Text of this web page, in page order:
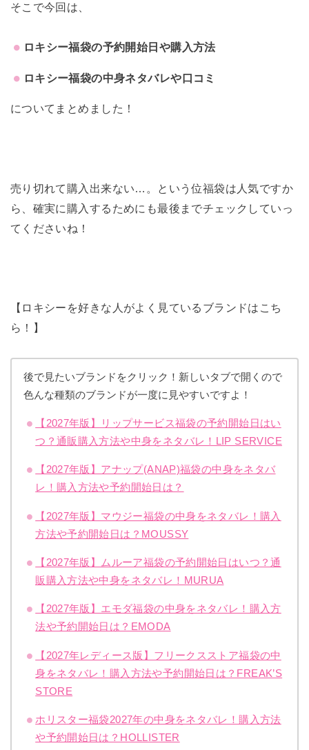
そこで今回は、
ロキシー福袋の予約開始日や購入方法
ロキシー福袋の中身ネタバレや口コミ
についてまとめました！
売り切れて購入出来ない…。という位福袋は人気ですか
ら、確実に購入するためにも最後までチェックしていっ
てくださいね！
【ロキシーを好きな人がよく見ているブランドはこち
ら！】
後で見たいブランドをクリック！新しいタブで開くので
色んな種類のブランドが一度に見やすいですよ！
【2027年版】リップサービス福袋の予約開始日はい
つ？通販購入方法や中身をネタバレ！LIP SERVICE
【2027年版】アナップ(ANAP)福袋の中身をネタバ
レ！購入方法や予約開始日は？
【2027年版】マウジー福袋の中身をネタバレ！購入
方法や予約開始日は？MOUSSY
【2027年版】ムルーア福袋の予約開始日はいつ？通
販購入方法や中身をネタバレ！MURUA
【2027年版】エモダ福袋の中身をネタバレ！購入方
法や予約開始日は？EMODA
【2027年レディース版】フリークスストア福袋の中
身をネタバレ！購入方法や予約開始日は？FREAK’S
STORE
ホリスター福袋2027年の中身をネタバレ！購入方法
や予約開始日は？HOLLISTER